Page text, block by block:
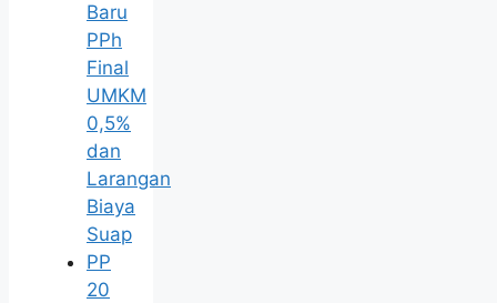
Baru
PPh
Final
UMKM
0,5%
dan
Larangan
Biaya
Suap
PP
20